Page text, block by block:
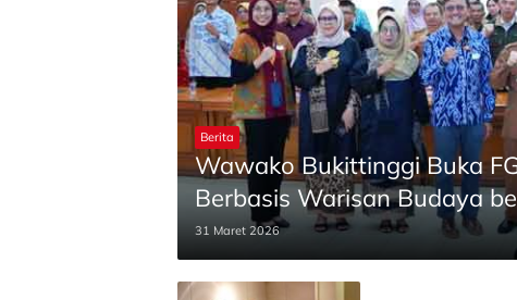
Berita
Wawako Bukittinggi Buka
Berbasis Warisan Budaya
31 Maret 2026